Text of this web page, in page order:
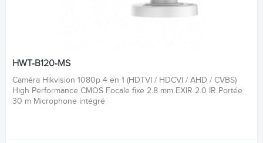
HWT-B120-MS
Caméra Hikvision 1080p 4 en 1 (HDTVI / HDCVI / AHD / CVBS)
High Performance CMOS Focale fixe 2.8 mm EXIR 2.0 IR Portée
30 m Microphone intégré